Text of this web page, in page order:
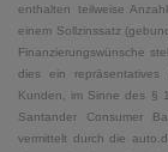
enthalten teilweise
einem Sollzinssatz
Finanzierungswünsche
dies ein repräsentatives
Kunden, im Sinne des §
Santander Consumer
vermittelt durch die